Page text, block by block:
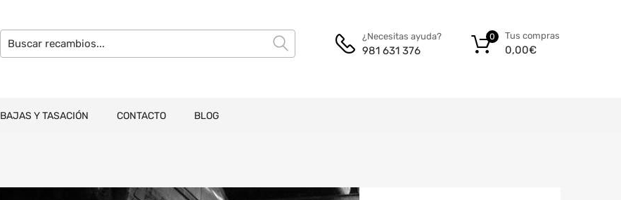
¿Necesitas ayuda?
981 631 376
Tus compras
0,00€
0
BAJAS Y TASACIÓN CONTACTO BLOG